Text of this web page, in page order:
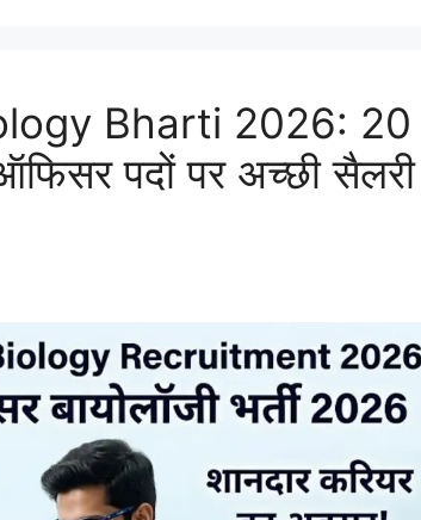
Bharti 2026: 20
पदों पर अच्छी सैलरी